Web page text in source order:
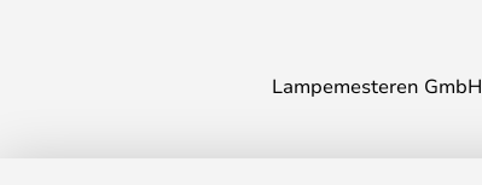
Lampemesteren GmbH